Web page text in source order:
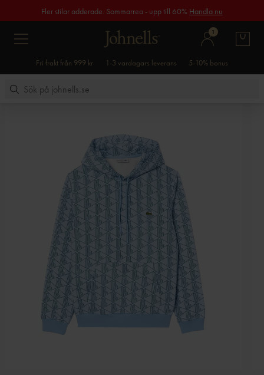
Fler stilar adderade. Sommarrea - upp till 60% Handla nu
1
Fri frakt från 999 kr 1-3 vardagars leverans 5-10% bonus